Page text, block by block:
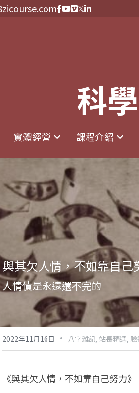
科
實體經營 課程介紹
科
實體經營 課程介紹
與其欠人情，不如靠自己
人情債是永遠還不完的
2022年11月16日 · 八字雜記, 站長精選,
《與其欠人情，不如靠自己努力》